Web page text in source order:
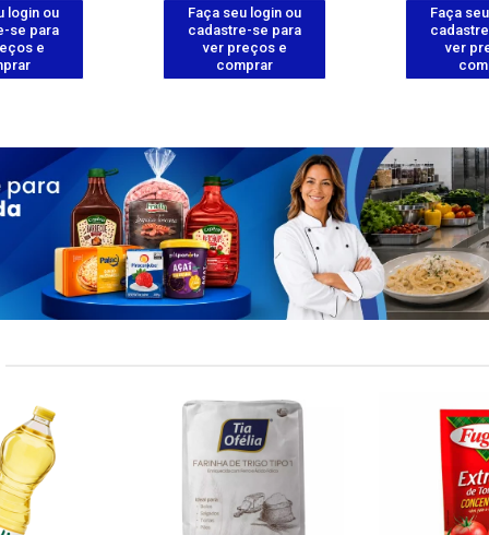
login ou
se para
e
Faça seu login ou
cadastre-se para
ver preços e
comprar
Faça
ver